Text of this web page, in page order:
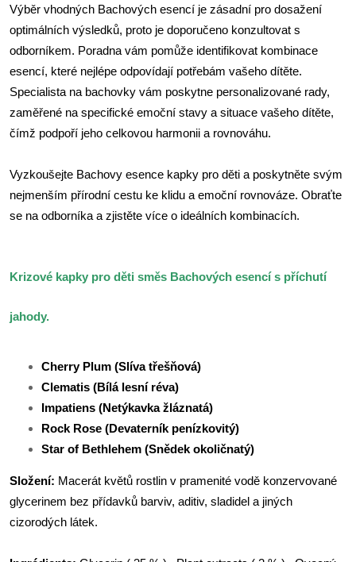
Výběr vhodných Bachových esencí je zásadní pro dosažení
optimálních výsledků, proto je doporučeno konzultovat s
odborníkem. Poradna vám pomůže identifikovat kombinace
esencí, které nejlépe odpovídají potřebám vašeho dítěte.
Specialista na bachovky vám poskytne personalizované rady,
zaměřené na specifické emoční stavy a situace vašeho dítěte,
čímž podpoří jeho celkovou harmonii a rovnováhu.
Vyzkoušejte Bachovy esence kapky pro děti a poskytněte svým
nejmenším přírodní cestu ke klidu a emoční rovnováze. Obraťte
se na odborníka a zjistěte více o ideálních kombinacích.
Krizové kapky pro děti směs Bachových esencí s příchutí
jahody.
Cherry Plum (Slíva třešňová)
Clematis (Bílá lesní réva)
mpatiens (Netýkavka žláznatá)
Rock Rose (Devaterník penízkovitý)
Star of Bethlehem (Snědek okoličnatý)
Složení: Macerát květů rostlin v pramenité vodě konzervované
glycerinem bez přídavků barviv, aditiv, sladidel a jiných
cizorodých látek.